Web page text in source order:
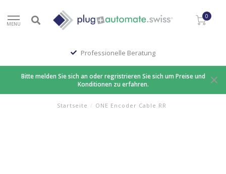
MENU
0
Professionelle Beratung
Bitte melden Sie sich an oder regristrieren Sie sich um Preise und
Konditionen zu erfahren.
Startseite / ONE Encoder Cable RR